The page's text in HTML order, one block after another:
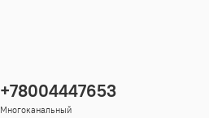
+78004447653
Многоканальный